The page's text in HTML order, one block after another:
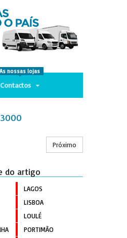
Contactos
As nossas lojas
Próximo
do artigo
LAGOS
LISBOA
LOULÉ
PORTIMÃO